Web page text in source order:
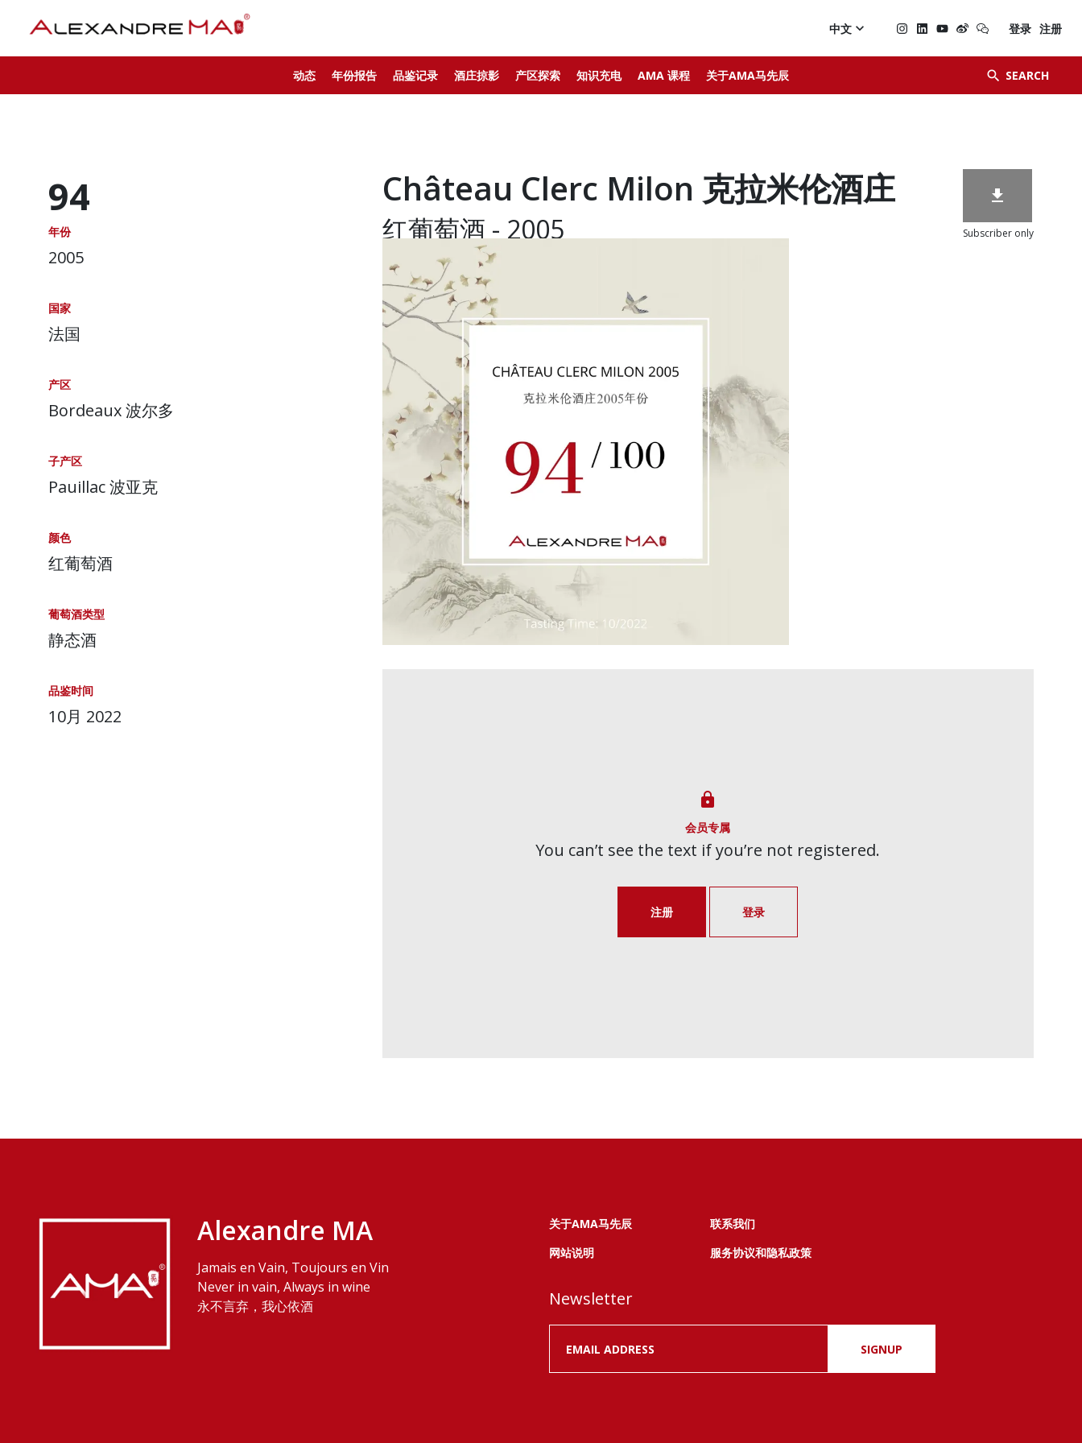
动态 年份报告 品鉴记录 酒庄掠影 产区探索 知识充电 AMA 课程 关于AMA马先辰  SEARCH

中文  登录 注册
94
年份
2005
国家
法国
产区
Bordeaux 波尔多
子产区
Pauillac 波亚克
颜色
红葡萄酒
葡萄酒类型
静态酒
品鉴时间
10月 2022
Château Clerc Milon 克拉米伦酒庄
红葡萄酒 - 2005

Subscriber only

会员专属
You can’t see the text if you’re not registered.
注册 登录
Alexandre MA
Jamais en Vain, Toujours en Vin
Never in vain, Always in wine
永不言弃，我心依酒
关于AMA马先辰
联系我们
网站说明
服务协议和隐私政策
Newsletter
SIGNUP